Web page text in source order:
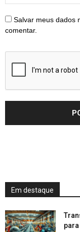
Salvar meus dados
comentar.
Em destaque